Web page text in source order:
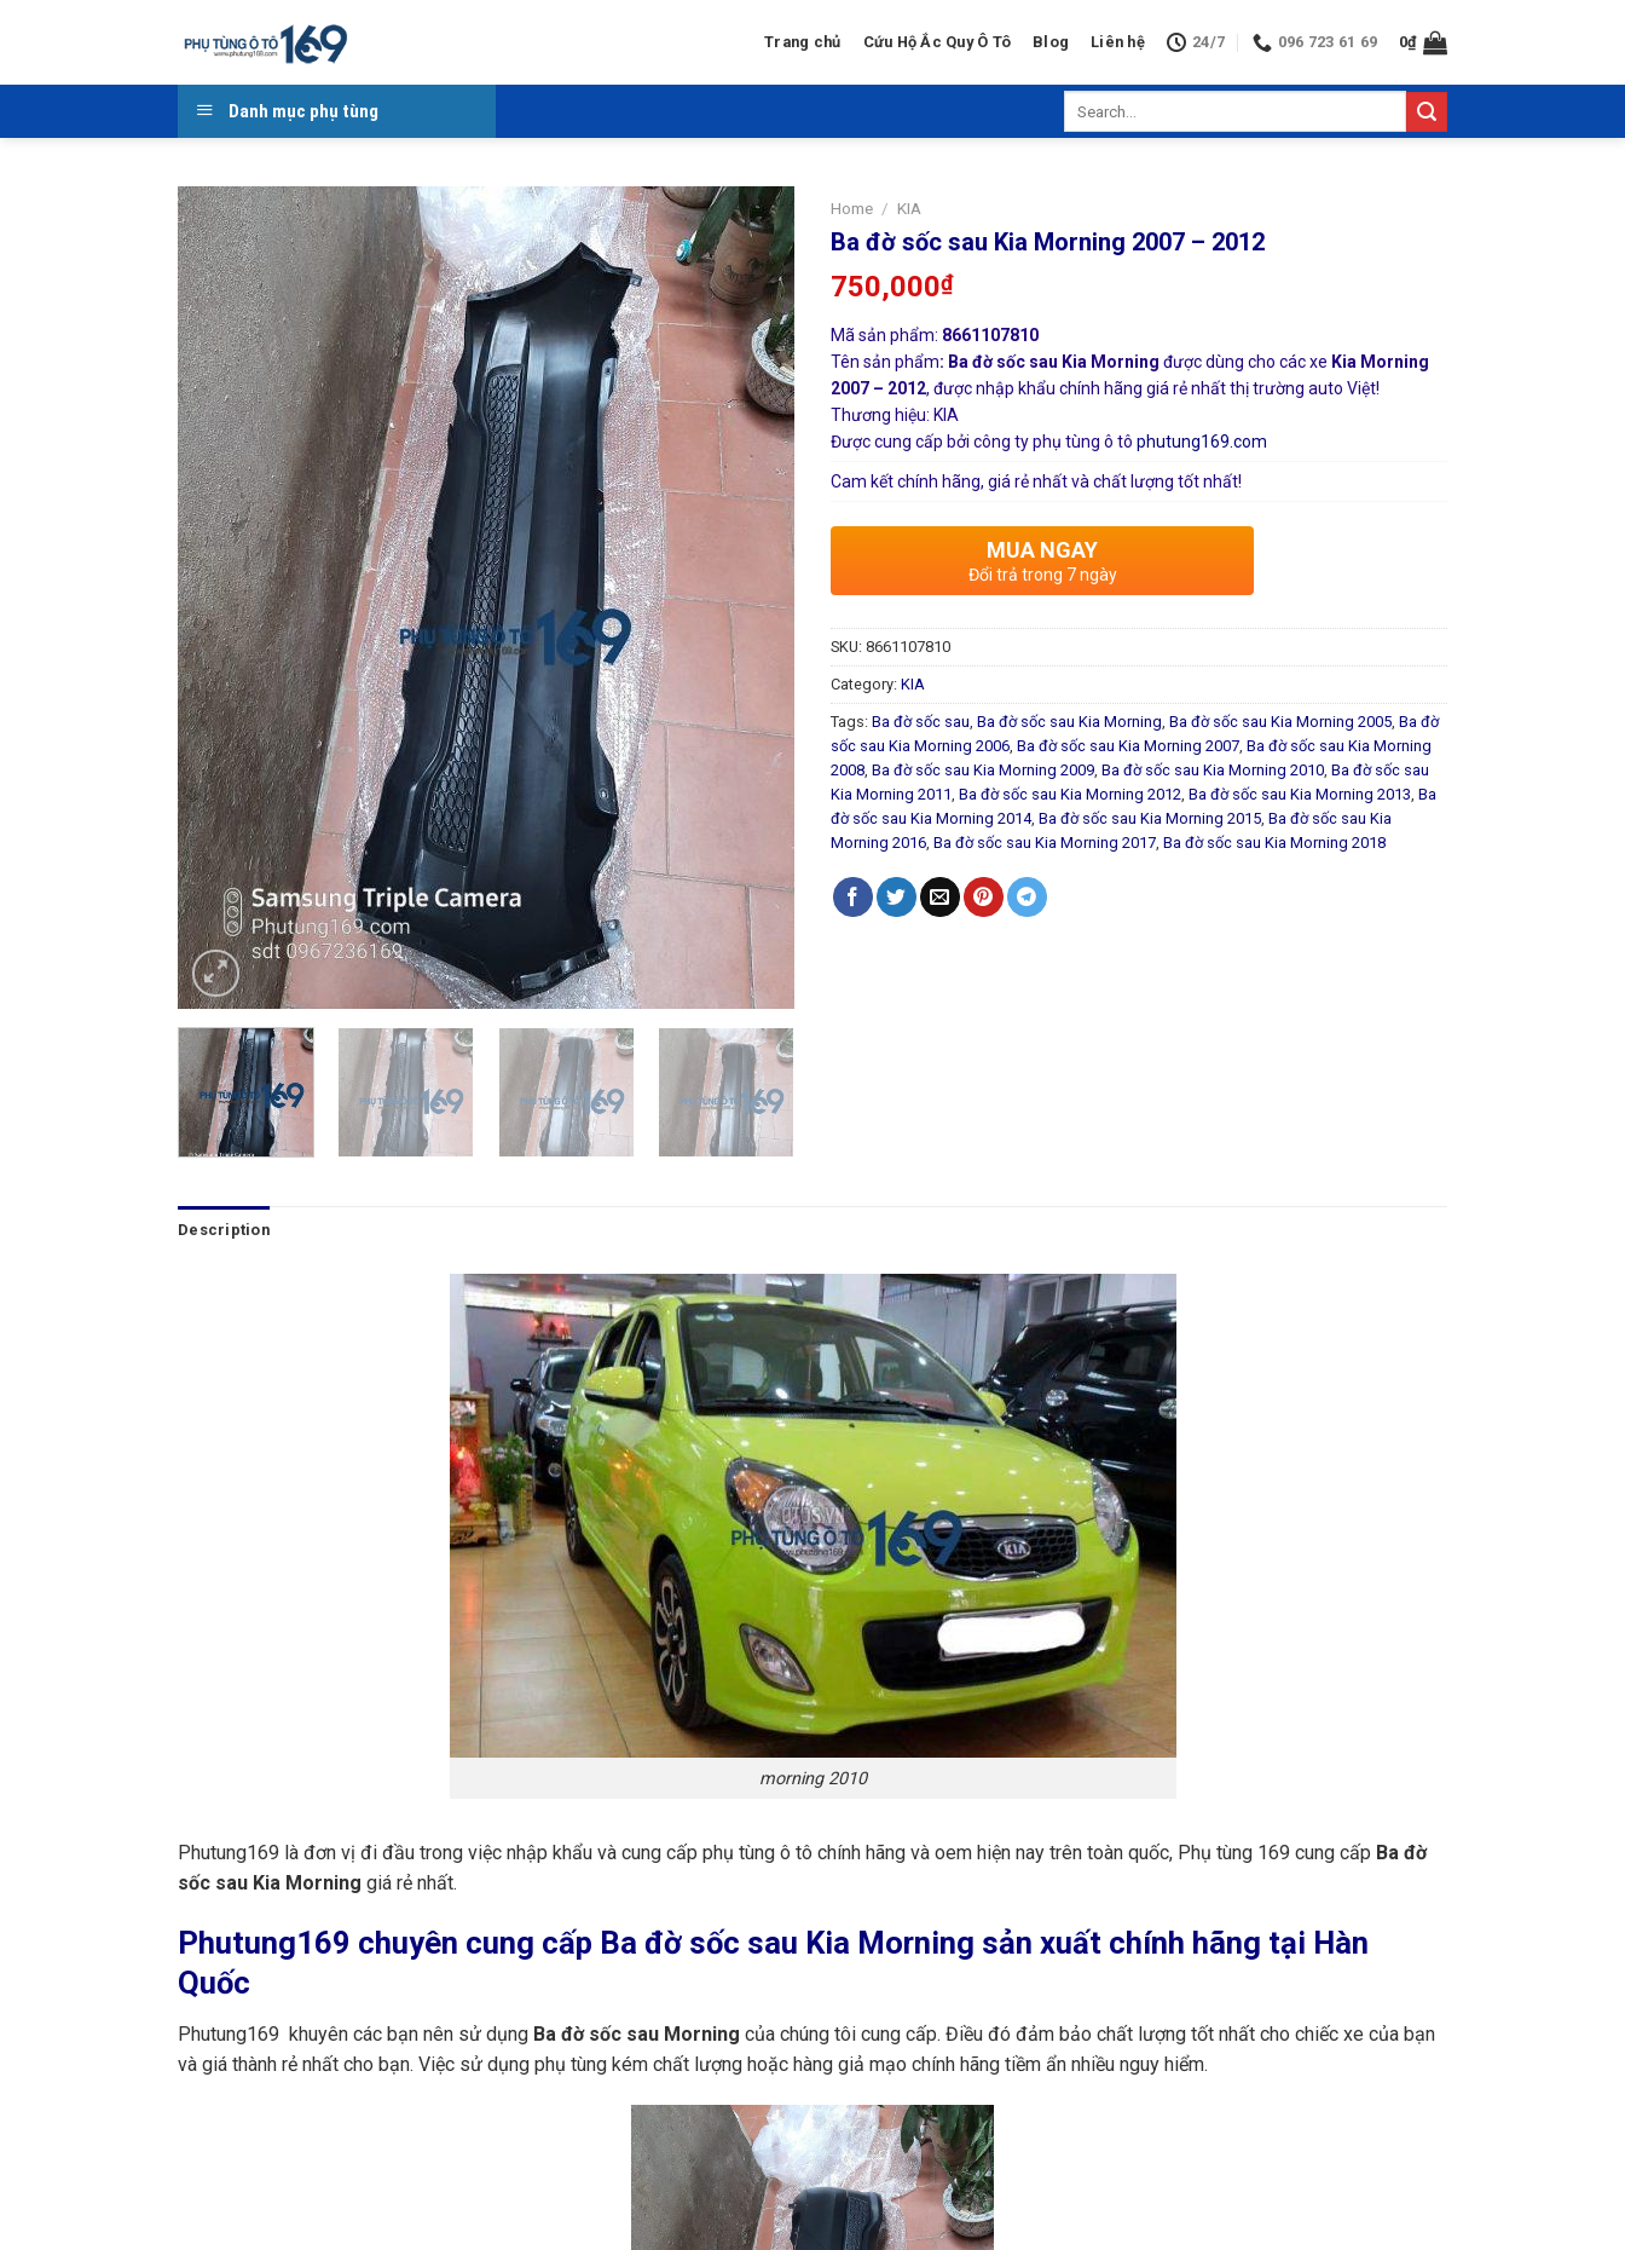
Trang chủ Cứu Hộ Ắc Quy Ô Tô Blog Liên hệ 24/7 096 723 61 69 0₫
Danh mục phụ tùng
Home / KIA
Ba đờ sốc sau Kia Morning 2007 – 2012
750,000₫
Mã sản phẩm: 8661107810
Tên sản phẩm: Ba đờ sốc sau Kia Morning được dùng cho các xe Kia Morning
2007 – 2012, được nhập khẩu chính hãng giá rẻ nhất thị trường auto Việt!
Thương hiệu: KIA
Được cung cấp bởi công ty phụ tùng ô tô phutung169.com
Cam kết chính hãng, giá rẻ nhất và chất lượng tốt nhất!
MUA NGAY
Đổi trả trong 7 ngày
SKU: 8661107810
Category: KIA
Tags: Ba đờ sốc sau Ba đờ sốc sau Kia Morning Ba đờ sốc sau Kia Morning 2005 Ba đờ
sốc sau Kia Morning 2006 Ba đờ sốc sau Kia Morning 2007 Ba đờ sốc sau Kia Morning
2008 Ba đờ sốc sau Kia Morning 2009 Ba đờ sốc sau Kia Morning 2010 Ba đờ sốc sau
Kia Morning 2011 Ba đờ sốc sau Kia Morning 2012 Ba đờ sốc sau Kia Morning 2013 Ba
đờ sốc sau Kia Morning 2014, Ba đờ sốc sau Kia Morning 2015 Ba đờ sốc sau Kia
Morning 2016 Ba đờ sốc sau Kia Morning 2017 Ba đờ sốc sau Kia Morning 2018
Description
morning 2010
Phutung169 là đơn vị đi đầu trong việc nhập khẩu và cung cấp phụ tùng ô tô chính hãng và oem hiện nay trên toàn quốc, Phụ tùng 169 cung cấp Ba đờ
sốc sau Kia Morning giá rẻ nhất.
Phutung169 chuyên cung cấp Ba đờ sốc sau Kia Morning sản xuất chính hãng tại Hàn
Quốc
Phutung169 khuyên các bạn nên sử dụng Ba đờ sốc sau Morning của chúng tôi cung cấp. Điều đó đảm bảo chất lượng tốt nhất cho chiếc xe của bạn
và giá thành rẻ nhất cho bạn. Việc sử dụng phụ tùng kém chất lượng hoặc hàng giả mạo chính hãng tiềm ẩn nhiều nguy hiểm.